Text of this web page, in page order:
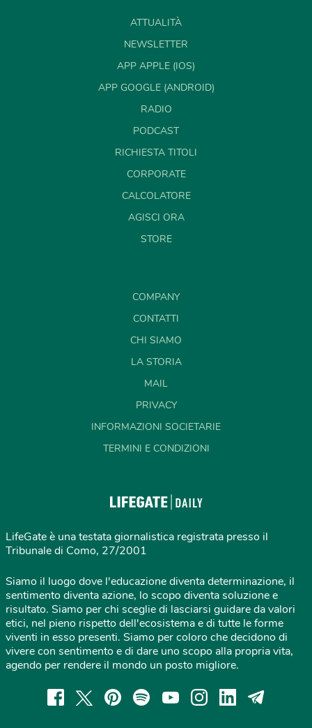
ATTUALITÀ
NEWSLETTER
APP APPLE (IOS)
APP GOOGLE (ANDROID)
RADIO
PODCAST
RICHIESTA TITOLI
CORPORATE
CALCOLATORE
AGISCI ORA
STORE
COMPANY
CONTATTI
CHI SIAMO
LA STORIA
MAIL
PRIVACY
INFORMAZIONI SOCIETARIE
TERMINI E CONDIZIONI
LifeGate è una testata giornalistica registrata presso il
Tribunale di Como, 27/2001
Siamo il luogo dove l'educazione diventa determinazione, il
sentimento diventa azione, lo scopo diventa soluzione e
risultato. Siamo per chi sceglie di lasciarsi guidare da valori
etici, nel pieno rispetto dell'ecosistema e di tutte le forme
viventi in esso presenti. Siamo per coloro che decidono di
vivere con sentimento e di dare uno scopo alla propria vita,
agendo per rendere il mondo un posto migliore.